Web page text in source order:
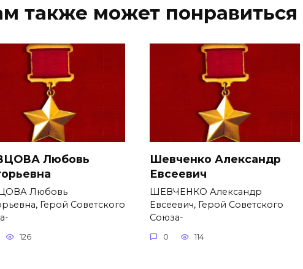
также может понравиться
Любовь
Любовь
Герой Советского
126
Шевченко Александр
Евсеевич
ШЕВЧЕНКО Александр
Евсеевич, Герой Советского
Союза-
0 114